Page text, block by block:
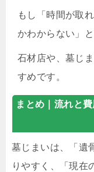
もし「時間が取
かわからない」
石材店や、墓じ
すめです。
まとめ｜ 流れと
墓じまいは、「遺
りやすく、「現在